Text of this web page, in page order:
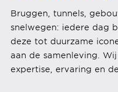
Bruggen, tunnels,
snelwegen: iedere dag
deze tot duurzame
aan de samenleving.
expertise, ervaring en